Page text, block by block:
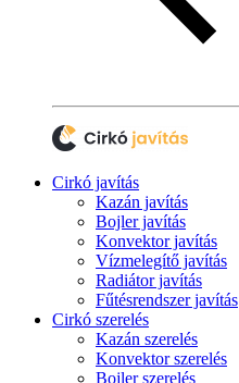
Cirkó javítás
Kazán javítás
Bojler javítás
Konvektor javítás
Vízmelegítő javítás
Radiátor javítás
Fűtésrendszer javítás
Cirkó szerelés
Kazán szerelés
Konvektor szerelés
Bojler szerelés